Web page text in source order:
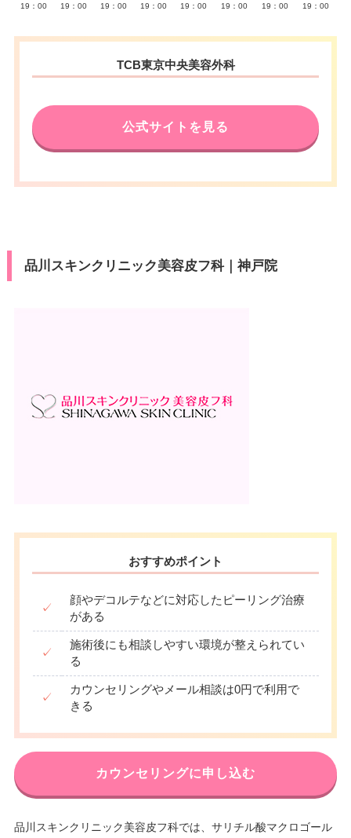
19：00
19：00
19：00
19：00
19：00
19：00
19：00
19：00
TCB東京中央美容外科
公式サイトを見る
品川スキンクリニック美容皮フ科｜神戸院
おすすめポイント
✓
顔やデコルテなどに対応したピーリング治療
がある
✓
施術後にも相談しやすい環境が整えられてい
る
✓
カウンセリングやメール相談は0円で利用で
きる
カウンセリングに申し込む
品川スキンクリニック美容皮フ科では、サリチル酸マクロゴール